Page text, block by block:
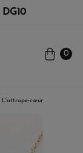
DG10
0
L'attrape-cœur